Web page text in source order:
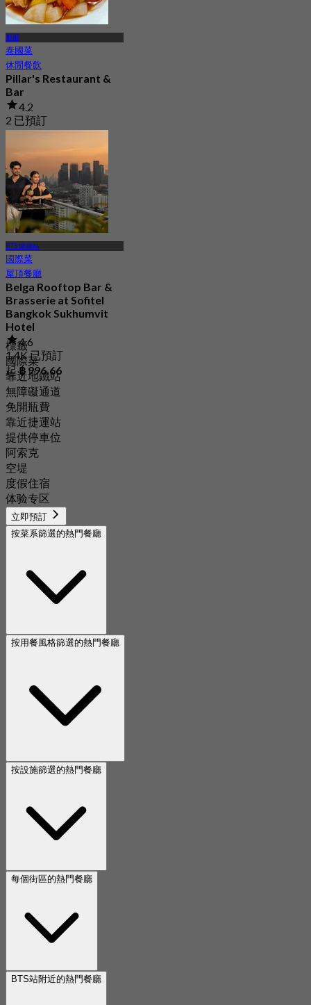
那那
泰國菜
休閒餐飲
Pillar's Restaurant &
Bar
4.2
2 已預訂
BTS 娜娜站
國際菜
屋頂餐廳
Belga Rooftop Bar &
Brasserie at Sofitel
Bangkok Sukhumvit
Hotel
4.6
1.4K 已預訂
起฿ 996.66
標籤
國際菜
靠近地鐵站
無障礙通道
免開瓶費
靠近捷運站
提供停車位
阿索克
空堤
度假住宿
体验专区
立即預訂
按菜系篩選的熱門餐廳
按用餐風格篩選的熱門餐廳
按設施篩選的熱門餐廳
每個街區的熱門餐廳
BTS站附近的熱門餐廳